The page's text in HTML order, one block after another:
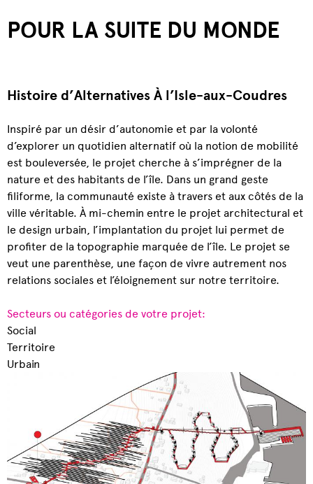
POUR LA SUITE DU MONDE
Histoire d’Alternatives À l’Isle-aux-Coudres
Inspiré par un désir d’autonomie et par la volonté
d’explorer un quotidien alternatif où la notion de mobilité
est bouleversée, le projet cherche à s’imprégner de la
nature et des habitants de l’île. Dans un grand geste
filiforme, la communauté existe à travers et aux côtés de la
ville véritable. À mi-chemin entre le projet architectural et
le design urbain, l’implantation du projet lui permet de
profiter de la topographie marquée de l’île. Le projet se
veut une parenthèse, une façon de vivre autrement nos
relations sociales et l’éloignement sur notre territoire.
Secteurs ou catégories de votre projet:
Social
Territoire
Urbain